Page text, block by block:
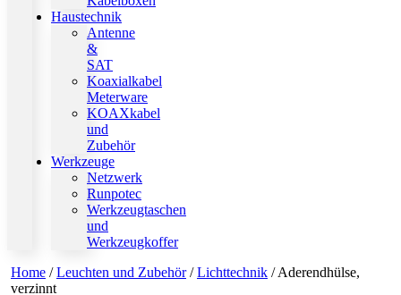
Haustechnik
Antenne
&
SAT
Koaxialkabel
Meterware
KOAXkabel
und
Zubehör
Werkzeuge
Netzwerk
Runpotec
Werkzeugtaschen
und
Werkzeugkoffer
Home /Leuchten und Zubehör/Lichttechnik / Aderendhülse,
verzinnt